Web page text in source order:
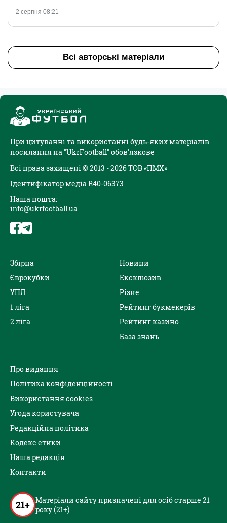
2 серпня 08:21
Всі авторські матеріали
При цитуванні та використанні будь-яких матеріалів
посилання на "UkrFootball" обов'язкове
Всі права захищені © 2013 - 2026 ТОВ «ПМХ»
Ідентифікатор медіа R40-06373
Наша пошта:
info@ukrfootball.ua
Збірна
Єврокубки
УПЛ
1 ліга
2 ліга
Новини
Ексклюзив
Різне
Рейтинг букмекерів
Рейтинг казино
База знань
Про видання
Політика конфіденційності
Використання cookies
Угода користувача
Редакційна політика
Кодекс етики
Наша редакція
Контакти
21+ Матеріали сайту призначені для осіб старше 21
року (21+)